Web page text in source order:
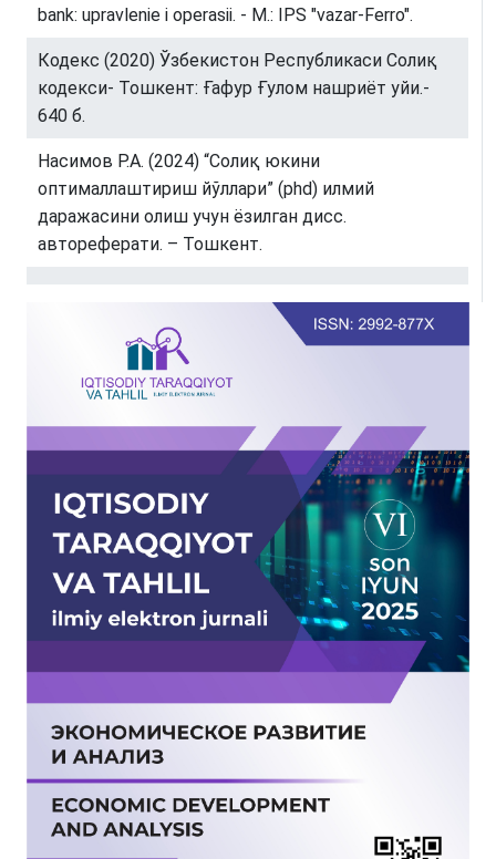
bank: upravlenie i operasii. - M.: IPS "vazar-Ferro".
Кодекс (2020) Ўзбекистон Республикаси Солиқ
кодекси- Тошкент: Ғафур Ғулом нашриёт уйи.-
640 б.
Насимов Р.А. (2024) “Солиқ юкини
оптималлаштириш йўллари” (phd) илмий
даражасини олиш учун ёзилган дисс.
автореферати. – Тошкент.